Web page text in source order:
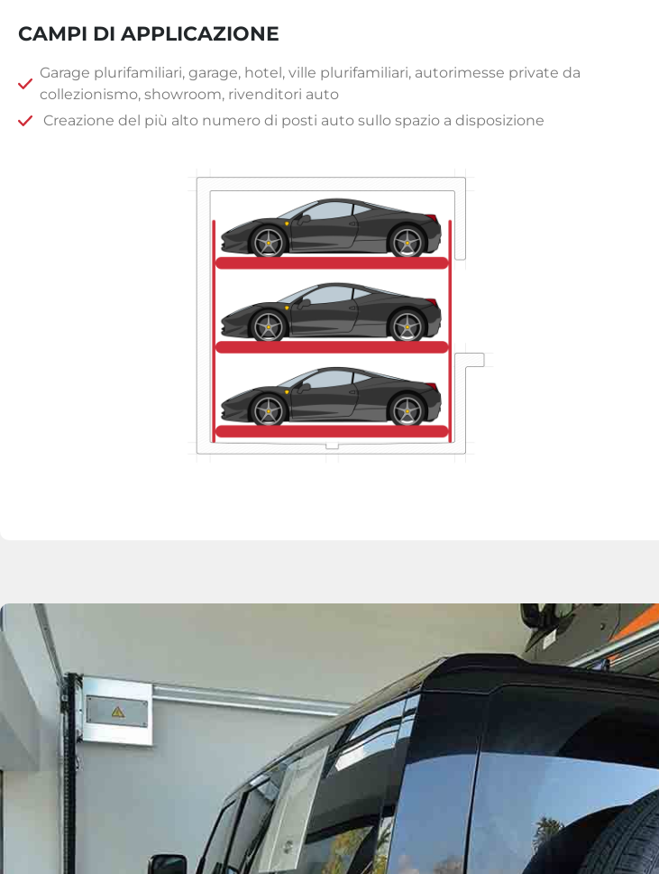
CAMPI DI APPLICAZIONE
Garage plurifamiliari, garage, hotel, ville plurifamiliari, autorimesse private da
collezionismo, showroom, rivenditori auto
Creazione del più alto numero di posti auto sullo spazio a disposizione